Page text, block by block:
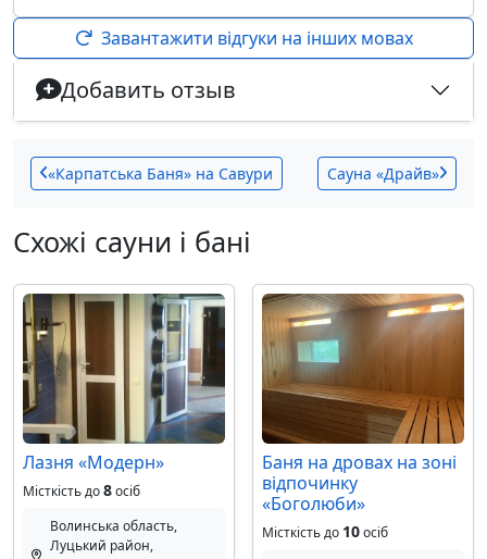
Завантажити відгуки на інших мовах
Добавить отзыв
«Карпатська Баня» на Савури Сауна «Драйв»
Схожі сауни і бані
Лазня «Модерн»
Місткість до8осіб
Волинська область,
Луцький район,
Баня на дровах на зоні
відпочинку
«Боголюби»
Місткість до 10осіб